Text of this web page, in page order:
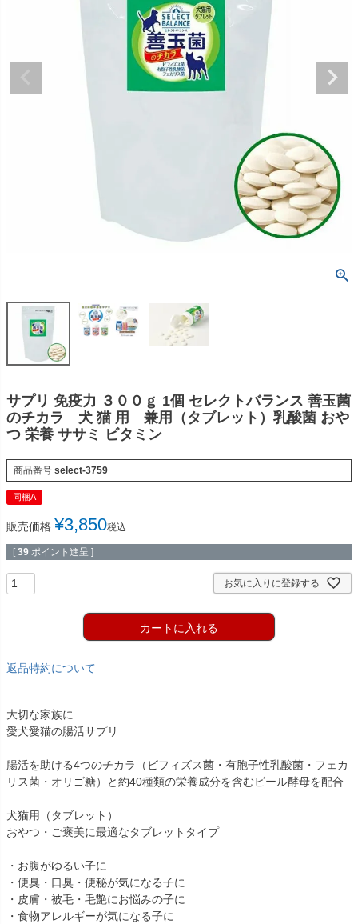
サプリ 免疫力 ３００ｇ 1個 セレクトバランス 善玉菌
のチカラ 犬 猫 用 兼用（タブレット）乳酸菌 おや
つ 栄養 ササミ ビタミン
商品番号 select-3759
同梱A
販売価格 ¥3,850税込
[ 39 ポイント進呈 ]
お気に入りに登録する
カートに入れる
返品特約について
大切な家族に
愛犬愛猫の腸活サプリ
腸活を助ける4つのチカラ（ビフィズス菌・有胞子性乳酸菌・フェカ
リス菌・オリゴ糖）と約40種類の栄養成分を含むビール酵母を配合
犬猫用（タブレット）
おやつ・ご褒美に最適なタブレットタイプ
・お腹がゆるい子に
・便臭・口臭・便秘が気になる子に
・皮膚・被毛・毛艶にお悩みの子に
・食物アレルギーが気になる子に